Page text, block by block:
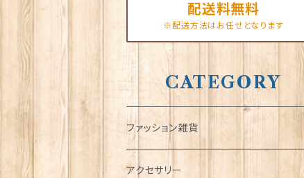
配送料無料
※配送方法はお任せとなります
CATEGORY
ファッション雑貨
タータンネクタイ
アクセサリー